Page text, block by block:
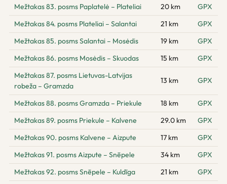
Mežtakas 83. posms Paplatelė – Plateliai 20 km
GPX
Mežtakas 84. posms Plateliai – Salantai
21 km
GPX
Mežtakas 85. posms Salantai – Mosėdis
19 km
GPX
Mežtakas 86. posms Mosėdis – Skuodas
15 km
GPX
Mežtakas 87. posms Lietuvas-Latvijas
robeža – Gramzda
13 km GPX
Mežtakas 88. posms Gramzda – Priekule 18 km
GPX
Mežtakas 89. posms Priekule – Kalvene
29.0 km
GPX
Mežtakas 90. posms Kalvene – Aizpute
17 km
GPX
Mežtakas 91. posms Aizpute – Snēpele
34 km
GPX
Mežtakas 92. posms Snēpele – Kuldīga
21 km
GPX